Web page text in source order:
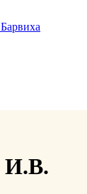
Барвиха
И.В.